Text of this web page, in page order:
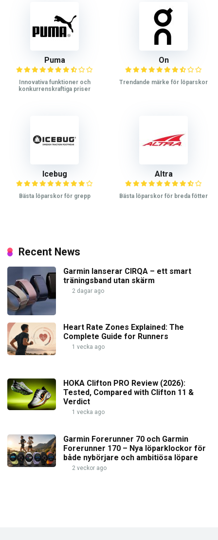
Puma
Innovativa funktioner och
konkurrenskraftiga priser
On
Trendande märke för löparskor
Icebug
Bästa löparskor för grepp
Altra
Bästa löparskor för breda fötter
Recent News
Garmin lanserar CIRQA – ett smart
träningsband utan skärm
2 dagar ago
Heart Rate Zones Explained: The
Complete Guide for Runners
1 vecka ago
HOKA Clifton PRO Review (2026):
Tested, Compared with Clifton 11 &
Verdict
1 vecka ago
Garmin Forerunner 70 och Garmin
Forerunner 170 – Nya löparklockor för
både nybörjare och ambitiösa löpare
2 veckor ago